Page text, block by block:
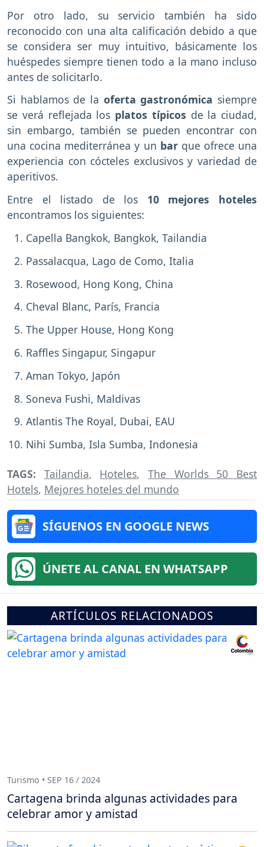
Por otro lado, su servicio también ha sido
reconocido con una alta calificación debido a que
se considera ser muy intuitivo, básicamente los
huéspedes siempre tienen todo a la mano incluso
antes de solicitarlo.
Si hablamos de la oferta gastronómica siempre
se verá reflejada los platos típicos de la ciudad,
sin embargo, también se pueden encontrar con
una cocina mediterránea y un bar que ofrece una
experiencia con cócteles exclusivos y variedad de
aperitivos.
Entre el listado de los 10 mejores hoteles
encontramos los siguientes:
Capella Bangkok, Bangkok, Tailandia
Passalacqua, Lago de Como, Italia
Rosewood, Hong Kong, China
Cheval Blanc, París, Francia
The Upper House, Hong Kong
Raffles Singapur, Singapur
Aman Tokyo, Japón
Soneva Fushi, Maldivas
Atlantis The Royal, Dubai, EAU
Nihi Sumba, Isla Sumba, Indonesia
TAGS: Tailandia, Hoteles,The Worlds 50 Best
Hotels, Mejores hoteles del mundo
SÍGUENOS EN GOOGLE NEWS
ÚNETE AL CANAL EN WHATSAPP
ARTÍCULOS RELACIONADOS
Turismo • SEP 16 / 2024
Cartagena brinda algunas actividades para
celebrar amor y amistad